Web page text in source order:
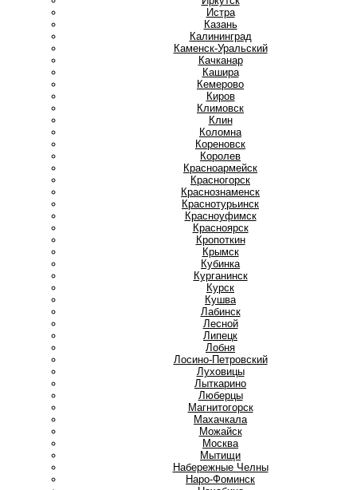
Истра
Казань
Калининград
Каменск-Уральский
Качканар
Кашира
Кемерово
Киров
Климовск
Клин
Коломна
Кореновск
Королев
Красноармейск
Красногорск
Краснознаменск
Краснотурьинск
Красноуфимск
Красноярск
Кропоткин
Крымск
Кубинка
Курганинск
Курск
Кушва
Лабинск
Лесной
Липецк
Лобня
Лосино-Петровский
Луховицы
Лыткарино
Люберцы
Магнитогорск
Махачкала
Можайск
Москва
Мытищи
Набережные Челны
Наро-Фоминск